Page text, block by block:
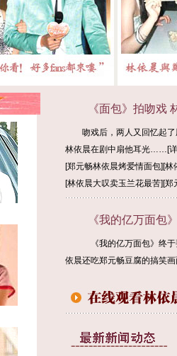
《面包》拍吻戏 林
吻戏后，两人又回忆起了
林依晨在剧中扇他耳光……[
[郑元畅林依晨烤爱情面包][林
[林依晨大叹卖玉兰花最苦][郑
《我的亿万面包》
《我的亿万面包》终于要
依晨还吃郑元畅豆腐的搞笑